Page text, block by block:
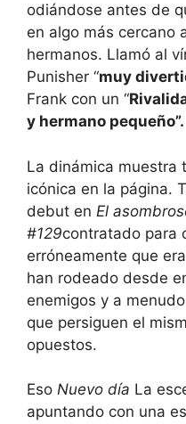
odiándose antes de
en algo más cercano
hermanos. Llamó al
Punisher “muy
Frank con un “
y hermano pequeño”.
La dinámica muestra
icónica en la página.
debut en El
#129contratado para
erróneamente que
han rodeado desde
enemigos y a
que persiguen el
opuestos.
Eso Nuevo día La
apuntando con una